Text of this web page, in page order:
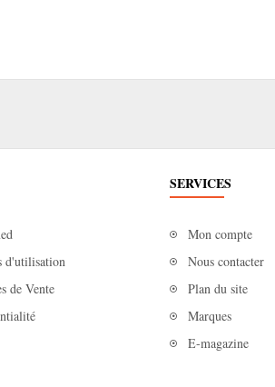
d'utilisation
de Vente
SERVICES
Mon compte
Nous contacter
Plan du site
Marques
E-magazine